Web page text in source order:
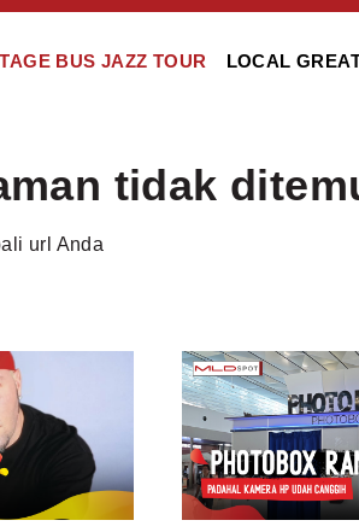
BUS JAZZ TOUR LOCAL
tidak
url Anda